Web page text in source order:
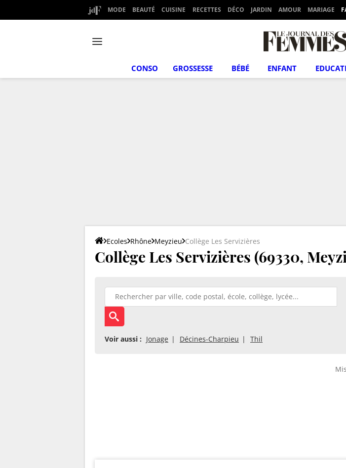
MODE BEAUTÉ CUISINE RECETTES DÉCO JARDIN AMOUR MARIAGE
CONSO GROSSESSE BÉBÉ ENFANT
Ecoles Rhône Meyzieu Collège Les Servizières
Collège Les Servizières (69330,
Voir aussi : Jonage Décines-Charpieu Thil